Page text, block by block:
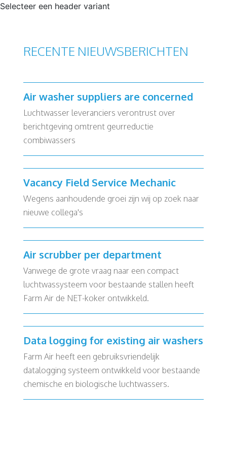
Selecteer een header variant
RECENTE NIEUWSBERICHTEN
Air washer suppliers are concerned
Luchtwasser leveranciers verontrust over
berichtgeving omtrent geurreductie
combiwassers
Vacancy Field Service Mechanic
Wegens aanhoudende groei zijn wij op zoek naar
nieuwe collega's
Air scrubber per department
Vanwege de grote vraag naar een compact
luchtwassysteem voor bestaande stallen heeft
Farm Air de NET-koker ontwikkeld.
Data logging for existing air washers
Farm Air heeft een gebruiksvriendelijk
datalogging systeem ontwikkeld voor bestaande
chemische en biologische luchtwassers.